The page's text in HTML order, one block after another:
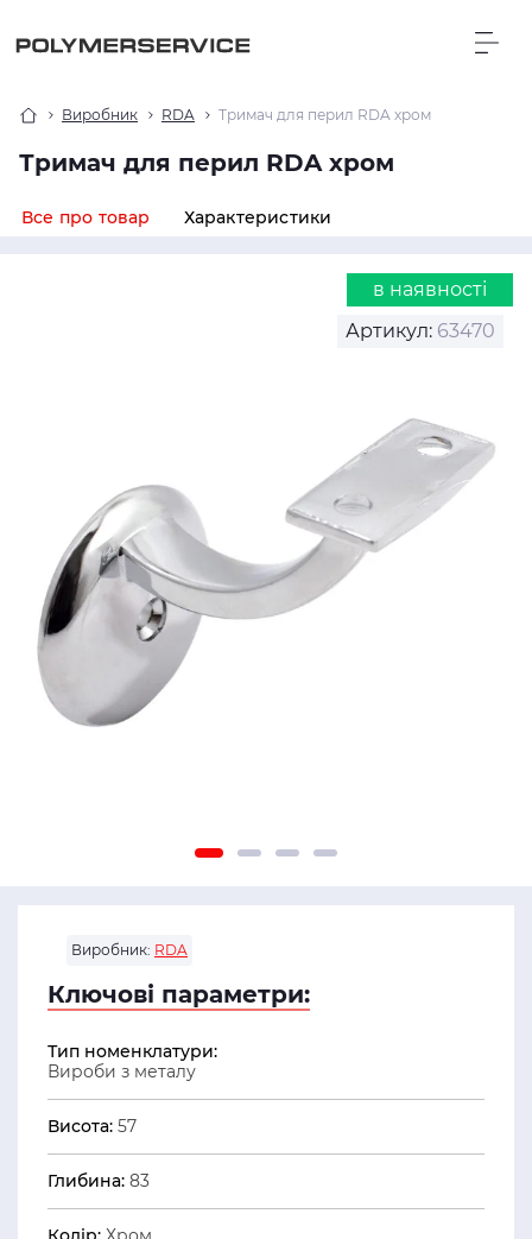
Виробник RDA Тримач для перил RDA хром
Тримач для перил RDA хром
Все про товар Характеристики
в наявності
Артикул: 63470
Виробник: RDA
Ключові параметри:
Тип номенклатури:
Вироби з металу
Висота: 57
Глибина: 83